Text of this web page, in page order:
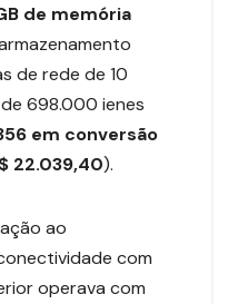
de memória
de rede de 10
698.000 ienes
em conversão
22.039,40).
ao
com
operava com